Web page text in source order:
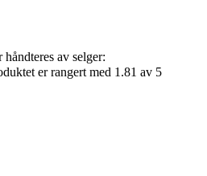
av selger:
er rangert med 1.81 av 5